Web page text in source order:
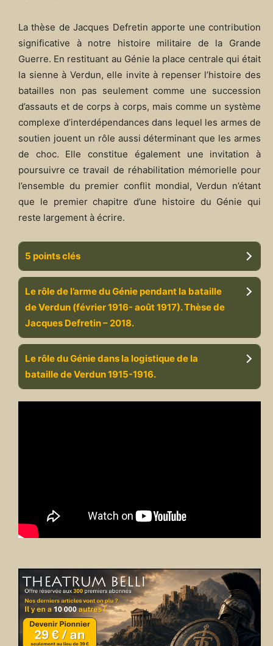
La thèse de Jacques Defretin apporte une contribution
significative à notre histoire militaire de la Grande
Guerre. En restituant au Génie la place centrale qui était
la sienne à Verdun, elle invite à repenser l’histoire des
batailles non pas seulement comme une succession
d’assauts et de corps à corps, mais comme un système
complexe d’interdépendances dans lequel les armes de
soutien jouent un rôle aussi déterminant que les armes
de choc. Elle constitue également une invitation à
poursuivre ce travail de réhabilitation mémorielle pour
l’ensemble du premier conflit mondial, Verdun n’étant
que le premier chapitre d’une histoire du Génie qui
reste largement à écrire.
5 points clés
Le rôle de l’arme du Génie pendant la bataille
de Verdun (février 1916- août 1917). Thèse de
Jacques Defretin – 2018.
Le rôle du Génie dans la logistique de la
bataille de Verdun 1915-1916.